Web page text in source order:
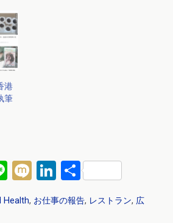
港
筆
Li
e
M Li
ke
共
有
Health, お仕事の報告, レストラン, 広